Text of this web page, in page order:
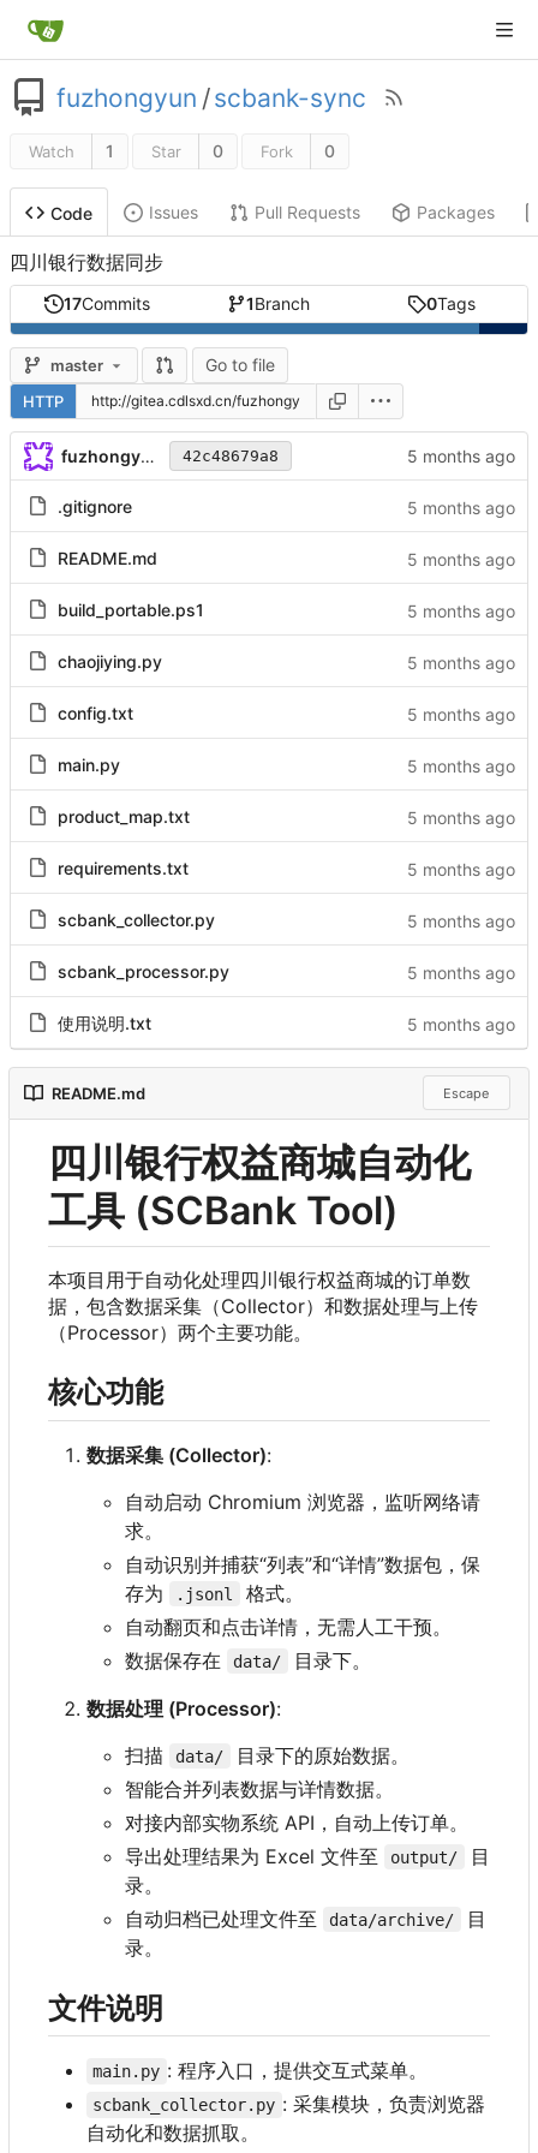
fuzhongyun /scbank-sync
Watch 1 Star 0 Fork 0
Code Issues Pull Requests Packages
四川银行数据同步
17Commits 1Branch 0Tags
master Go to file
HTTP
fuzhongyun 42c48679a8
.gitignore
README.md
build_portable.ps1
chaojiying.py
config.txt
main.py
product_map.txt
requirements.txt
scbank_collector.py
scbank_processor.py
使用说明.txt
README.md Escape
四川银行权益商城自动化
工具 (SCBank Tool)
本项目用于自动化处理四川银行权益商城的订单数
据 ， 包含数据采集 （Collector） 和数据处理与上传
（Processor） 两个主要功能。
核心功能
数据采集 (Collector):
自动启动 Chromium 浏览器，监听网络请
求。
自动识别并捕获“列表”和“详情”数据包，保
存为
.jsonl
格式。
自动翻页和点击详情，无需人工干预。
数据保存在
data/
目录下。
数据处理 (Processor):
扫描
data/
目录下的原始数据。
智能合并列表数据与详情数据。
对接内部实物系统 API ， 自动上传订单。
导出处理结果为 Excel 文件至
output/
目
录。
自动归档已处理文件至
data/archive/
目
录。
文件说明
main.py : 程序入口，提供交互式菜单。
scbank_collector.py : 采集模块，负责浏览器
自动化和数据抓取。